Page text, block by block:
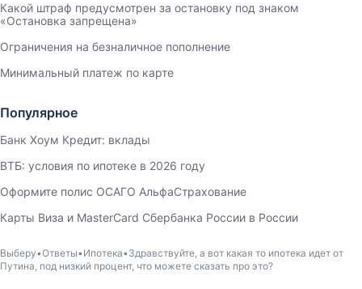
Какой штраф предусмотрен за остановку под знаком
«Остановка запрещена»
Ограничения на безналичное пополнение
Минимальный платеж по карте
Популярное
Банк Хоум Кредит: вклады
ВТБ: условия по ипотеке в 2026 году
Оформите полис ОСАГО АльфаСтрахование
Карты Виза и MasterCard Сбербанка России в России
Выберу Ответы Ипотека Здравствуйте, а вот какая то ипотека идет от
Путина, под низкий процент, что можете сказать про это?